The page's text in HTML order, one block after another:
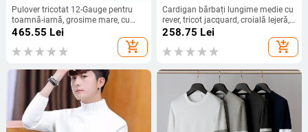
Pulover tricotat 12-Gauge pentru
toamnă-iarnă, grosime mare, cu
guler polo, amestec de lână, anti-
465.55 Lei
add_shopping_cart
Cardigan bărbați lungime medie cu
rever, tricot jacquard, croială lejeră,
amestec bumbac-poliester (80%
258.75 Lei
add_shopping_cart